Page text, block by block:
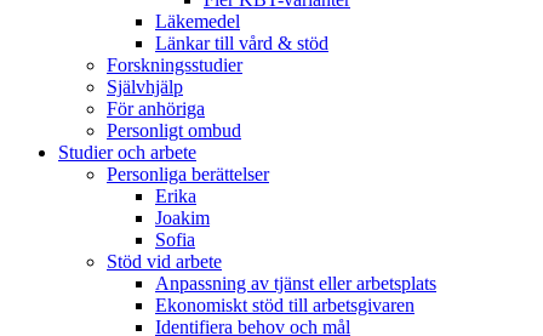
Läkemedel
Länkar till vård & stöd
Forskningsstudier
Självhjälp
För anhöriga
Personligt ombud
Studier och arbete
Personliga berättelser
Erika
Joakim
Sofia
Stöd vid arbete
Anpassning av tjänst eller arbetsplats
Ekonomiskt stöd till arbetsgivaren
Identifiera behov och mål